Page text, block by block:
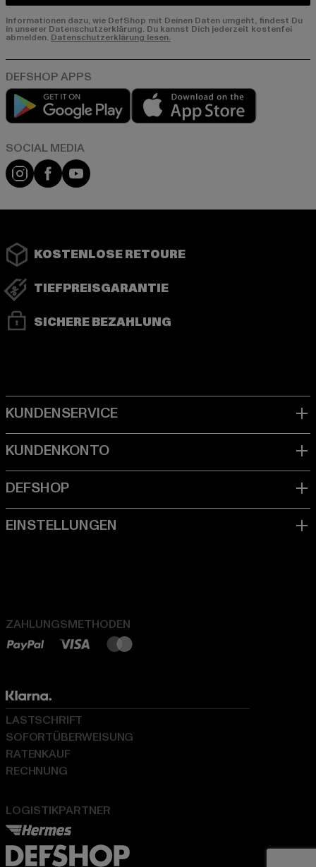
Informationen dazu, wie DefShop mit Deinen Daten umgeht, findest Du
in unserer Datenschutzerklärung. Du kannst Dich jederzeit kostenfei
abmelden. Datenschutzerklärung lesen.
Play market
Instagram
FacebookYouTube
KOSTENLOSE RETOURE
TIEFPREISGARANTIE
SICHERE BEZAHLUNG
ZAHLUNGSMETHODEN
LOGISTIKPARTNER
LASTSCHRIFT
SOFORTÜBERWEISUNG
RATENKAUF
RECHNUNG